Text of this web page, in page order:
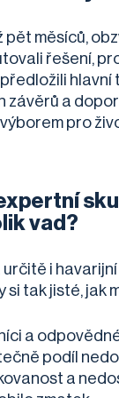
měsíců,
řešení,
závěrů a
pro
vad?
určitě i
si tak jisté,
a
podíl
a